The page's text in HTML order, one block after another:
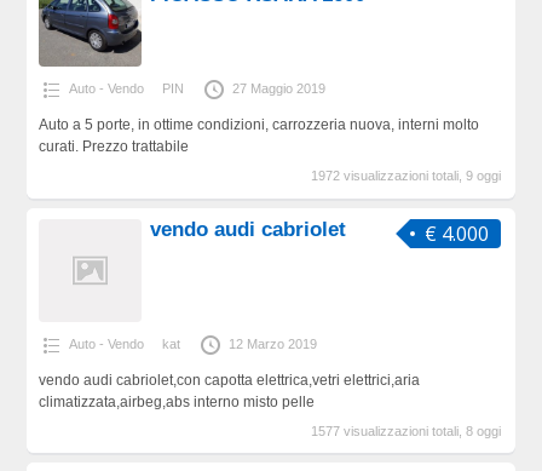
Auto - Vendo PIN 27 Maggio 2019
Auto a 5 porte, in ottime condizioni, carrozzeria nuova, interni molto
curati. Prezzo trattabile
1972 visualizzazioni totali, 9 oggi
€ 4.000
vendo audi cabriolet
Auto - Vendo kat 12 Marzo 2019
vendo audi cabriolet,con capotta elettrica,vetri elettrici,aria
climatizzata,airbeg,abs interno misto pelle
1577 visualizzazioni totali, 8 oggi